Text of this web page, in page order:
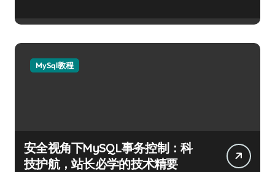
MySql教程
安全视角下MySQL事务控制：科
技护航，站长必学的技术精要